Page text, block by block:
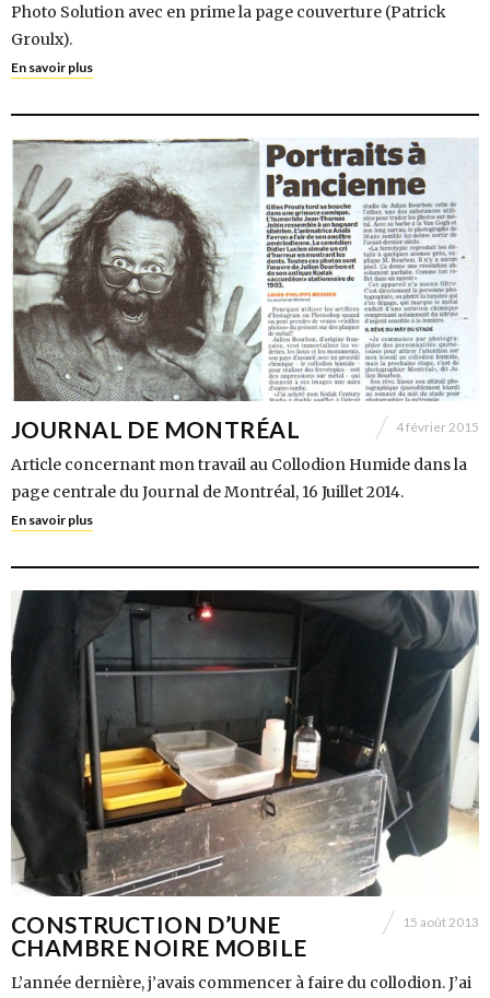
Photo Solution avec en prime la page couverture (Patrick
Groulx).
En savoir plus
JOURNAL DE MONTRÉAL 4 février 2015
Article concernant mon travail au Collodion Humide dans la
page centrale du Journal de Montréal, 16 Juillet 2014.
En savoir plus
CONSTRUCTION D’UNE
CHAMBRE NOIRE MOBILE
15 août 2013
L’année dernière, j’avais commencer à faire du collodion. J’ai